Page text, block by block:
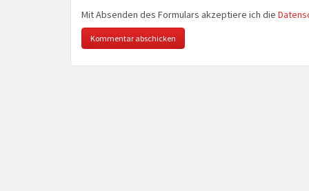
Mit Absenden des Formulars akzeptiere ich die